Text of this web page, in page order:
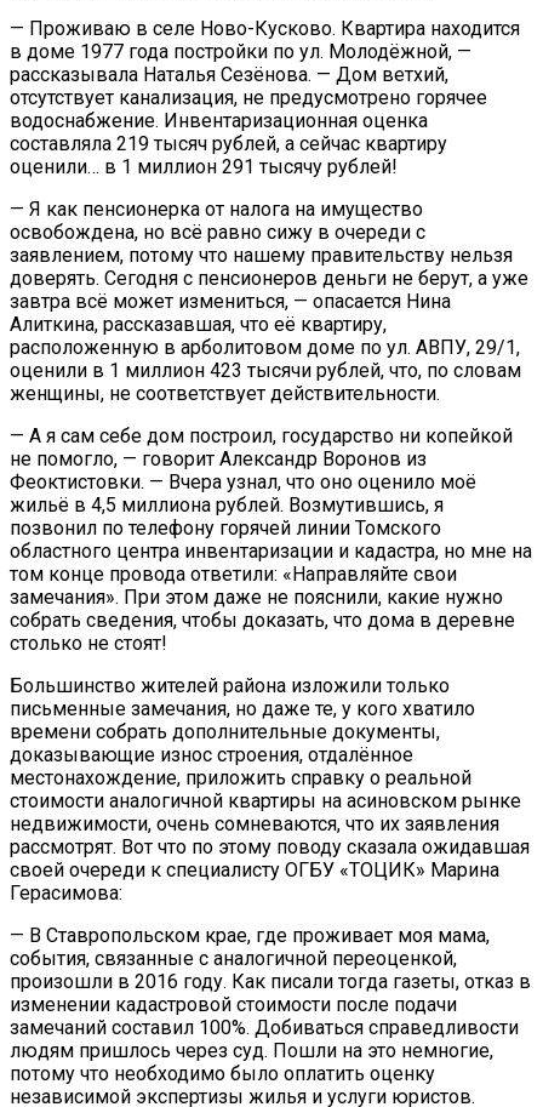
— Проживаю в селе Ново-Кусково. Квартира находится
в доме 1977 года постройки по ул. Молодёжной, —
рассказывала Наталья Сезёнова. — Дом ветхий,
отсутствует канализация, не предусмотрено горячее
водоснабжение. Инвентаризационная оценка
составляла 219 тысяч рублей, а сейчас квартиру
оценили… в 1 миллион 291 тысячу рублей!
— Я как пенсионерка от налога на имущество
освобождена, но всё равно сижу в очереди с
заявлением, потому что нашему правительству нельзя
доверять. Сегодня с пенсионеров деньги не берут, а уже
завтра всё может измениться, — опасается Нина
Алиткина, рассказавшая, что её квартиру,
расположенную в арболитовом доме по ул. АВПУ, 29/1,
оценили в 1 миллион 423 тысячи рублей, что, по словам
женщины, не соответствует действительности.
— А я сам себе дом построил, государство ни копейкой
не помогло, — говорит Александр Воронов из
Феоктистовки. — Вчера узнал, что оно оценило моё
жильё в 4,5 миллиона рублей. Возмутившись, я
позвонил по телефону горячей линии Томского
областного центра инвентаризации и кадастра, но мне на
том конце провода ответили: «Направляйте свои
замечания». При этом даже не пояснили, какие нужно
собрать сведения, чтобы доказать, что дома в деревне
столько не стоят!
Большинство жителей района изложили только
письменные замечания, но даже те, у кого хватило
времени собрать дополнительные документы,
доказывающие износ строения, отдалённое
местонахождение, приложить справку о реальной
стоимости аналогичной квартиры на асиновском рынке
недвижимости, очень сомневаются, что их заявления
рассмотрят. Вот что по этому поводу сказала ожидавшая
своей очереди к специалисту ОГБУ «ТОЦИК» Марина
Герасимова:
— В Ставропольском крае, где проживает моя мама,
события, связанные с аналогичной переоценкой,
произошли в 2016 году. Как писали тогда газеты, отказ в
изменении кадастровой стоимости после подачи
замечаний составил 100%. Добиваться справедливости
людям пришлось через суд. Пошли на это немногие,
потому что необходимо было оплатить оценку
независимой экспертизы жилья и услуги юристов.